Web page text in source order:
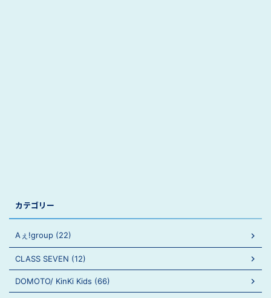
カテゴリー
Aぇ!group (22)
CLASS SEVEN (12)
DOMOTO/ KinKi Kids (66)